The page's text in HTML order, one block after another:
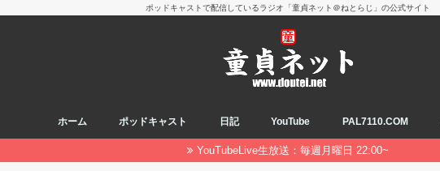
ポッドキャストで配信しているラジオ「童貞ネット＠ねとらじ」の公式サイト
ホーム ポッドキャスト 日記 YouTube PAL7110.COM
YouTubeLive生放送：毎週月曜日 22:00~